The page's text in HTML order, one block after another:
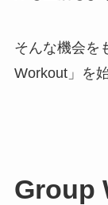
そんな機会を
Workout」を
Group